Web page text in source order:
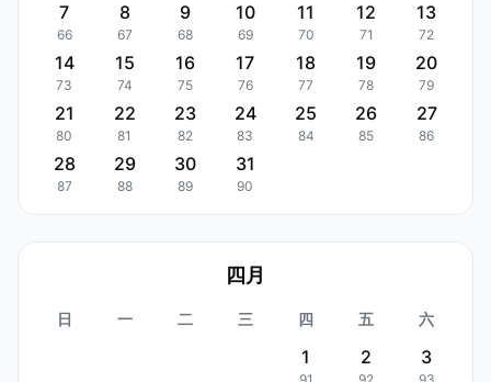
7
66
8
67
9
68
10
69
11
70
12
71
13
72
14
73
15
74
16
75
17
76
18
77
19
78
20
79
21
80
22
81
23
82
24
83
25
84
26
85
27
86
28
87
29
88
30
89
31
90
四月
日 一 二 三 四 五 六
1 2 3